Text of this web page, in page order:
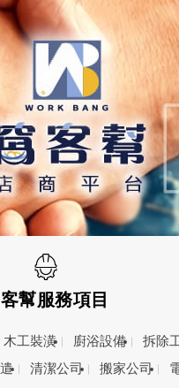
幫服務項目
木工裝潢 廚浴設備 拆除
清潔公司 搬家公司